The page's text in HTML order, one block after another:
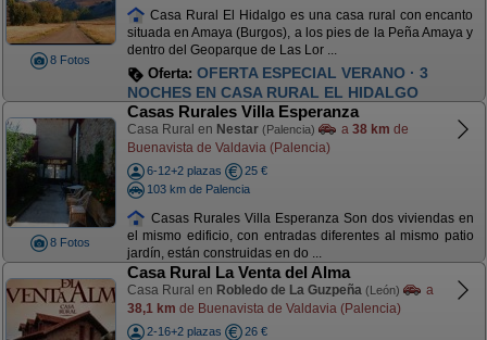
8 Fotos
Casa Rural El Hidalgo es una casa rural con encanto
situada en Amaya (Burgos), a los pies de la Peña Amaya y
dentro del Geoparque de Las Lor ...
Oferta: OFERTA ESPECIAL VERANO · 3
NOCHES EN CASA RURAL EL HIDALGO
8 Fotos
Casas Rurales Villa Esperanza
Casa Rural en Nestar (Palencia) a 38 km de
Buenavista de Valdavia (Palencia)
6-12+2 plazas
25 €
103 km de Palencia
Casas Rurales Villa Esperanza Son dos viviendas en
el mismo edificio, con entradas diferentes al mismo patio
jardín, están construidas en do ...
Casa Rural La Venta del Alma
Casa Rural en Robledo de La Guzpeña (León)
a
38,1 km de Buenavista de Valdavia (Palencia)
2-16+2 plazas 26 €